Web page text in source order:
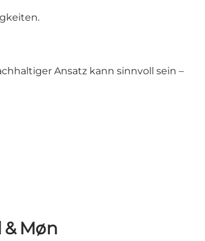
Ansatz kann sinnvoll sein –
& Møn